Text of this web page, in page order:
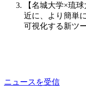
【名城大学×琉
近に、より簡単
可視化する新ツ
ニュースを受信